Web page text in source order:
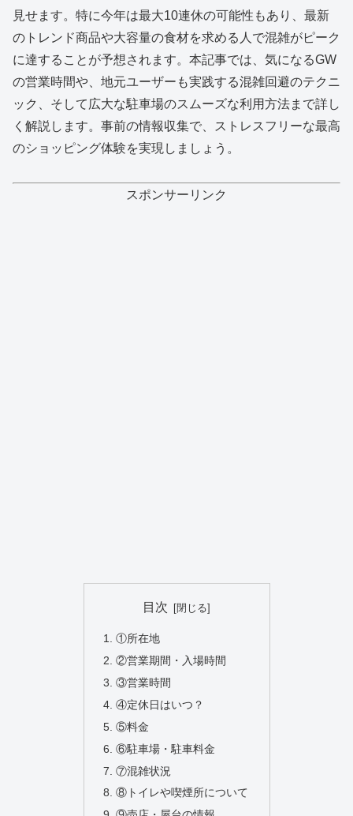
見せます。特に今年は最大10連休の可能性もあり、最新
のトレンド商品や大容量の食材を求める人で混雑がピーク
に達することが予想されます。本記事では、気になるGW
の営業時間や、地元ユーザーも実践する混雑回避のテクニ
ック、そして広大な駐車場のスムーズな利用方法まで詳し
く解説します。事前の情報収集で、ストレスフリーな最高
のショッピング体験を実現しましょう。
スポンサーリンク
目次
①所在地
②営業期間・入場時間
③営業時間
④定休日はいつ？
⑤料金
⑥駐車場・駐車料金
⑦混雑状況
⑧トイレや喫煙所について